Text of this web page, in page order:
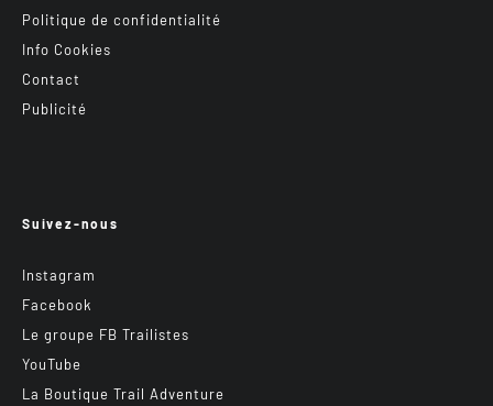
Politique de confidentialité
Info Cookies
Contact
Publicité
Suivez-nous
Instagram
Facebook
Le groupe FB Trailistes
YouTube
La Boutique Trail Adventure